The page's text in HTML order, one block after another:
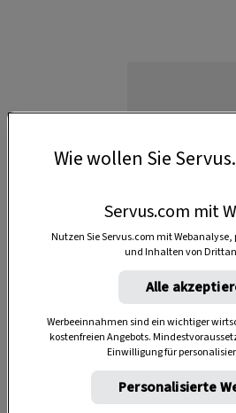
Anzeige
Wie wollen Sie
Servus.com mit
Nutzen Sie Servus.com mit
und Inhalten von
Alle
Werbeeinnahmen sind ein wichtiger
kostenfreien Angebots.
Einwilligung für
Personalisierte